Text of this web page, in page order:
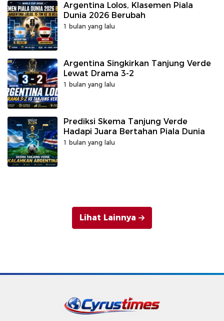
Argentina Lolos, Klasemen Piala
Dunia 2026 Berubah
1 bulan yang lalu
Argentina Singkirkan Tanjung Verde
Lewat Drama 3-2
1 bulan yang lalu
Prediksi Skema Tanjung Verde
Hadapi Juara Bertahan Piala Dunia
1 bulan yang lalu
Lihat Lainnya